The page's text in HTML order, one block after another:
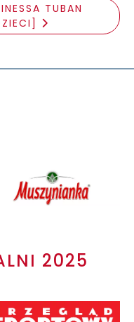
TUBAN
2025